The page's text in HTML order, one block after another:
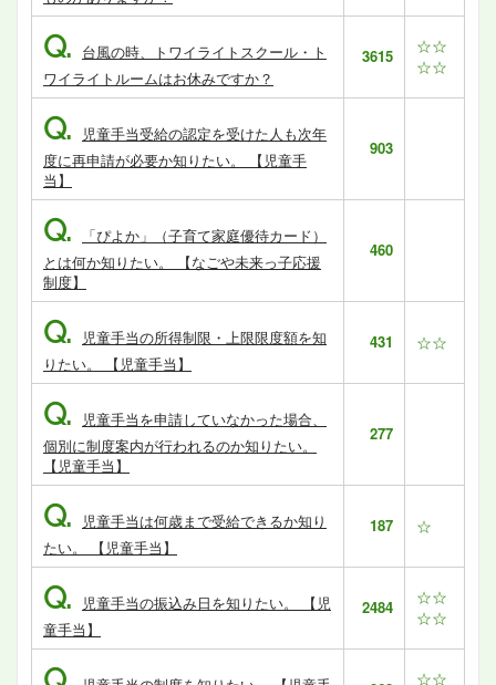
Q. 台風の時、トワイライトスクール・ト
ワイライトルームはお休みですか？
3615
☆☆
☆☆
Q.
児童手当受給の認定を受けた人も次年
度に再申請が必要か知りたい。 【児童手
当】
903
Q.
「ぴよか」（子育て家庭優待カード）
とは何か知りたい。 【なごや未来っ子応援
制度】
460
Q.
児童手当の所得制限・上限限度額を知
りたい。 【児童手当】
431 ☆☆
Q.
児童手当を申請していなかった場合、
個別に制度案内が行われるのか知りたい。
【児童手当】
277
Q.
児童手当は何歳まで受給できるか知り
たい。 【児童手当】
187 ☆
Q.
児童手当の振込み日を知りたい。 【児
童手当】
2484
☆☆
☆☆
☆☆